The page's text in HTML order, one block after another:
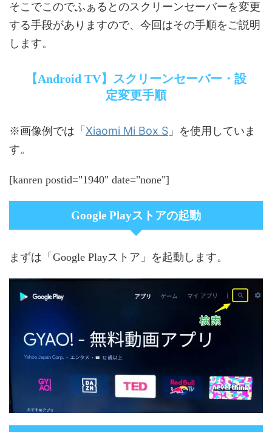
そこでこのでふぁるとのスクリーンセーバーを変更
する手段がありますので、今回はその手順をご説明
します。
【Android TV】スクリーンセーバー・設
定変更手順
※画像例では「 Xiaomi Mi Box S 」を使用していま
す。
[kanren postid="1940" date="none"]
Google Playストアの起動
まずは「Google Playストア」を起動します。